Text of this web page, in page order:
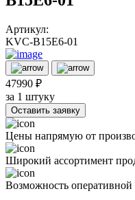
Артикул:
KVС-B15E6-01
47990 ₽
за 1 штуку
Оставить заявку
Цены напрямую от
Широкий ассортимент
Возможность